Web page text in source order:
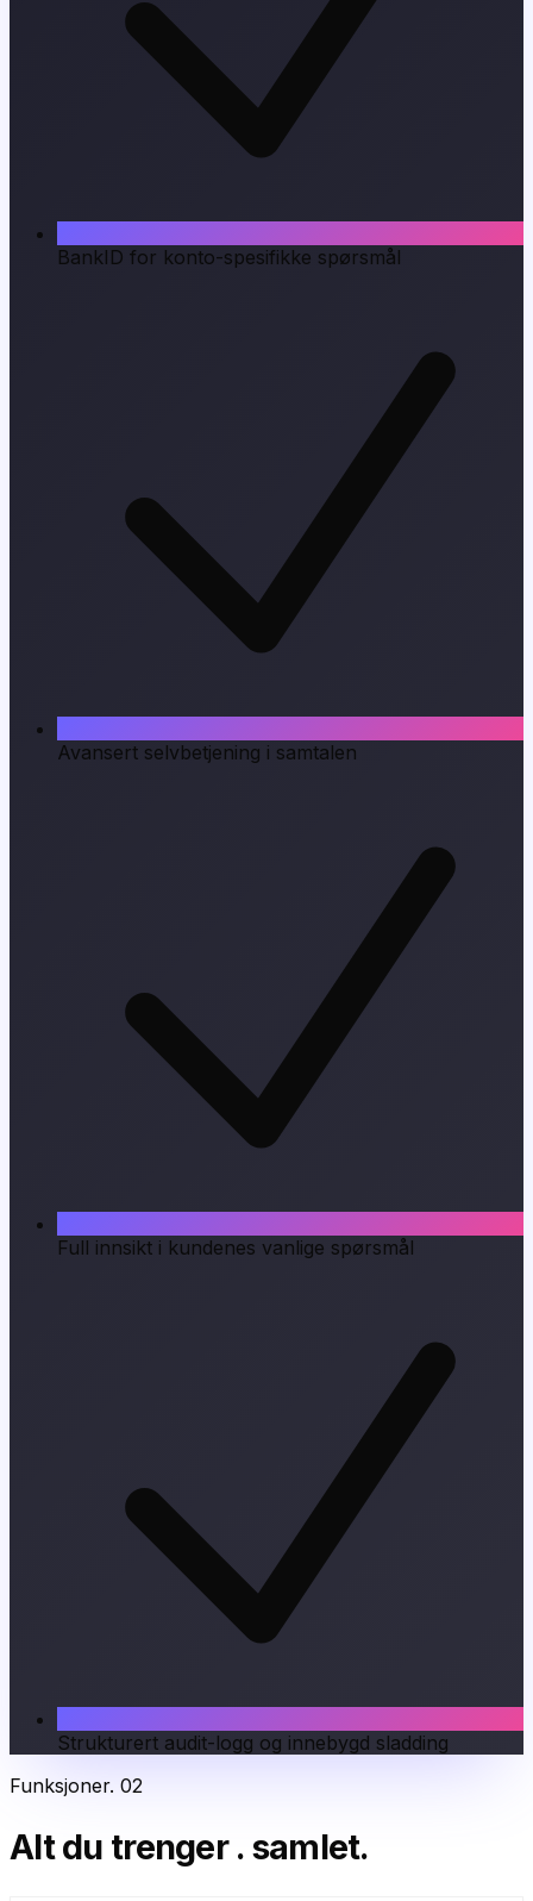
BankID for konto-spesifikke spørsmål
Avansert selvbetjening i samtalen
Full innsikt i kundenes vanlige spørsmål
Strukturert audit-logg og innebygd sladding
Funksjoner. 02
Alt du trenger. samlet.